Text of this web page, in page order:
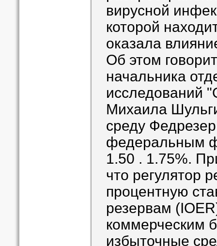
вирусной
которой
оказала
Об этом
начальника
исследований
Михаила
среду
федеральным
1.50 . 1.75%.
что регулятор
процентную
резервам
коммерческим
избыточные